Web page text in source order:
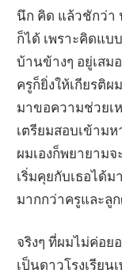
นึก คิด แล้วชักว่า
ก็ได้ เพราะคิดแบ
บ้านข้างๆ อยู่เสม
ครูก็ยิ่งให้เกียรติ
มาขอความช่วยเ
เตรียมสอบเข้าม
ผมเองก็พยายาม
เริ่มคุยกับเธอได้
มากกว่าครูและลู
จริงๆ ที่ผมไม่ค่อย
เป็นดาวโรงเรีย